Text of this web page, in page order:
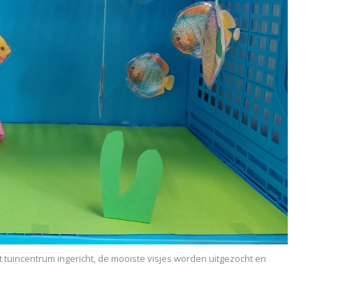
ingericht, de mooiste visjes worden uitgezocht en